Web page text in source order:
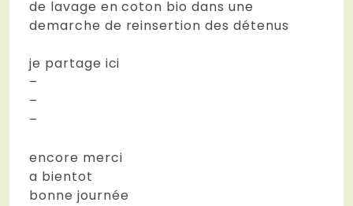
de lavage en coton bio dans une
demarche de reinsertion des détenus
je partage ici
–
–
–
encore merci
a bientot
bonne journée